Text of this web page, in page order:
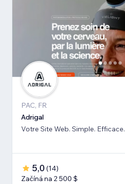
PAC, FR
Adrigal
Votre Site Web. Simple. Efficace.
5,0 (14)
Začíná na 2 500 $